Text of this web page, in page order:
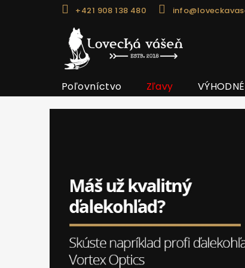
+421 908 138 480
Poľovníctvo Zľavy